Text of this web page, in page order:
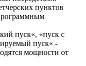
пунктов
пуск«, «пуск с
пуск« -
мощности от